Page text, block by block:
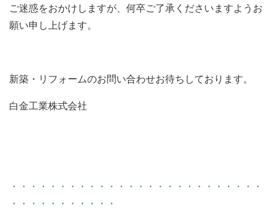
ご迷惑をおかけしますが、何卒ご了承くださいますようお
願い申し上げます。
新築・リフォームのお問い合わせお待ちしております。
白金工業株式会社
・・・・・・・・・・・・・・・・・・・・・・・・・・
・・・・・・・・・・・